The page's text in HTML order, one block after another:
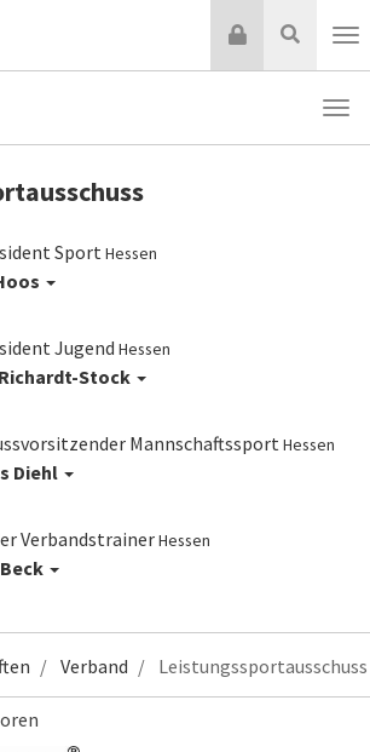
Suche
Login
SportHessen
Jugend Hessen
Stock
MannschaftssportHessen
Diehl
VerbandstrainerHessen
Verband Leistungssportausschuss